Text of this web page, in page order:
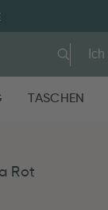
TASCHEN
Rot